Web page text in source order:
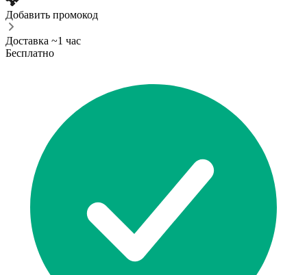
Добавить промокод
Доставка ~1 час
Бесплатно